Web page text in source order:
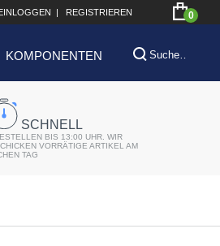
| REGISTRIEREN 0
KOMPONENTEN
SCHNELL
BIS 13:00 UHR. WIR
VORRÄTIGE ARTIKEL AM
TAG